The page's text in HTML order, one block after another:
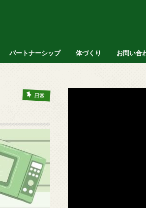
パートナーシップ 体づくり お問い合
日常